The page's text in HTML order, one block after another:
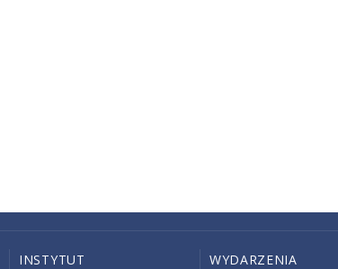
INSTYTUT WYDARZENIA